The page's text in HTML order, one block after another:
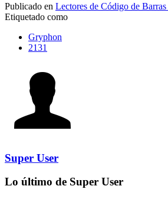
Publicado en Lectores de Código de
Etiquetado como
Gryphon
2131
Super User
Lo último de Super User